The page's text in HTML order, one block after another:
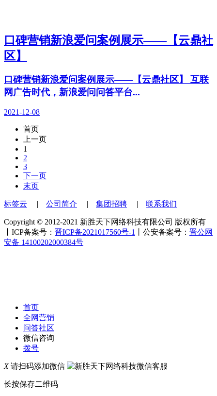
口碑营销新浪爱问案例展示——【云鼎社
区】
口碑营销新浪爱问案例展示——【云鼎社区】 互联
网广告时代，新浪爱问问答平台...
2021-12-08
首页
上一页
1
2
3
下一页
末页
标签云 | 公司简介 | 集团招聘 | 联系我们
Copyright © 2012-2021 新胜天下网络科技有限公司 版权所有
丨ICP备案号： 晋ICP备2021017560号-1 丨公安备案号： 晋公网
安备 14100202000384号
首页
全网营销
问答社区
微信咨询
拨号
X请扫码添加微信
长按保存二维码